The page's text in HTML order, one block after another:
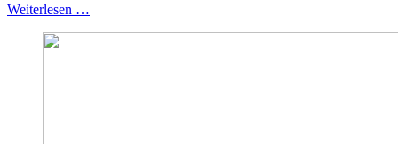
Weiterlesen …